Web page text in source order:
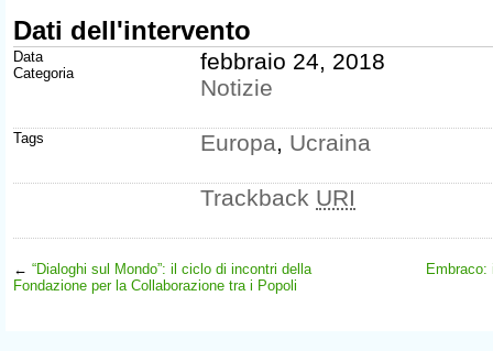
Dati dell'intervento
Data
Categoria
febbraio 24, 2018
Notizie
Tags Europa, Ucraina
Trackback URI
← “Dialoghi sul Mondo”: il ciclo di incontri della
Fondazione per la Collaborazione tra i Popoli
Embraco: